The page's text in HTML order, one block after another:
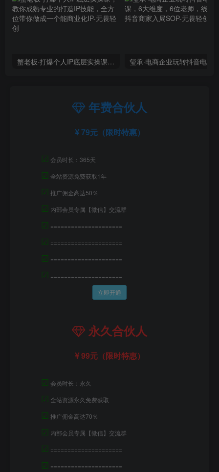
蟹老板·打爆个人IP底层实操课，教你成熟专业的打造IP技能，全方位带你做成一个能商业化IP
年费合伙人
79元（限时特惠）
☑ 会员时长：365天
☑ 全站资源免费获取1年
☑ 推广佣金高达50％
☑ 内部会员专属【微信】交流群
☑ =====================
☑ =====================
☑ =====================
☑ =====================
立即开通
永久合伙人
99元（限时特惠）
☑ 会员时长：永久
☑ 全站资源永久免费获取
☑ 推广佣金高达70％
☑ 内部会员专属【微信】交流群
☑ =====================
☑ =====================